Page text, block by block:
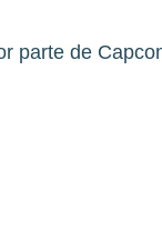
parte de